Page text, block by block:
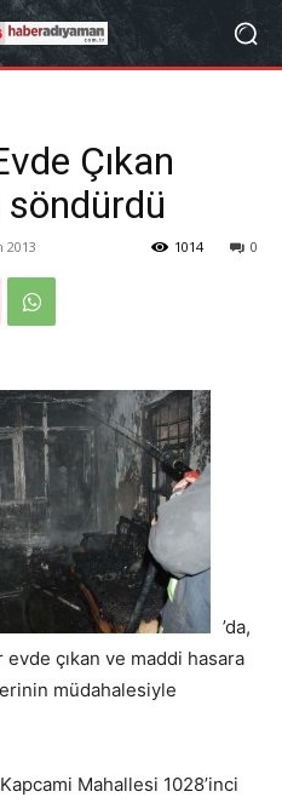
Çıkan
söndürdü
2013 0
1014
’da,
evde çıkan ve maddi hasara
müdahalesiyle
Mahallesi 1028’inci